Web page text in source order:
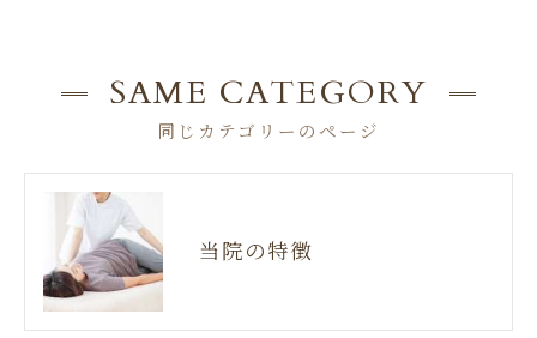
同じカテゴリーのページ
SAME CATEGORY
当院の特徴